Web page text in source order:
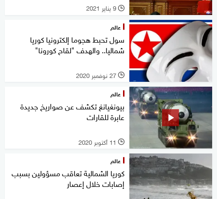
l 9 يناير 2021
عالم
سول تحبط هجوما إلكترونيا كوريا
شماليا.. والهدف "لقاح كورونا"
l 27 نوفمبر 2020
عالم
بيونغيانغ تكشف عن صواريخ جديدة
عابرة للقارات
l 11 أكتوبر 2020
عالم
كوريا الشمالية تعاقب مسؤولين بسبب
إصابات خلال إعصار